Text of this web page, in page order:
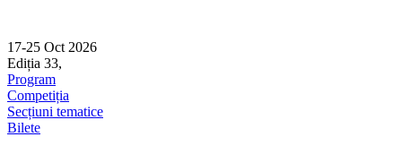
content
17-25 Oct 2026
Ediția 33,
Program
Competiția
Secțiuni tematice
Bilete